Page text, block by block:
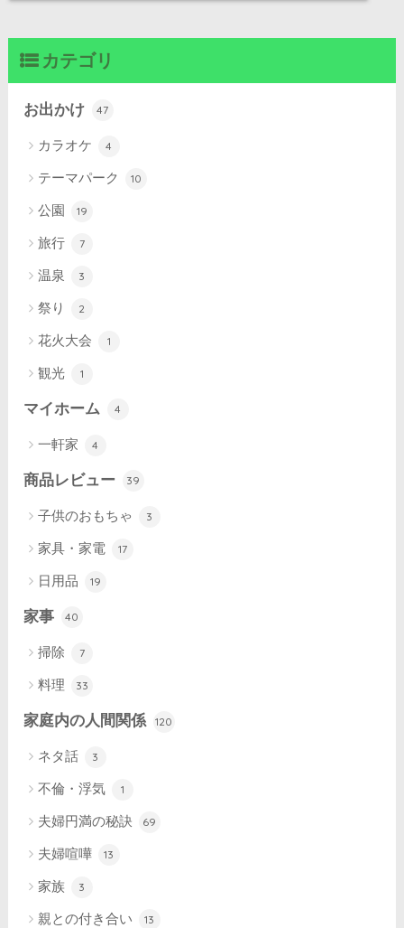
カテゴリ
お出かけ 47
カラオケ 4
テーマパーク 10
公園 19
旅行 7
温泉 3
祭り 2
花火大会 1
観光 1
マイホーム 4
一軒家 4
商品レビュー 39
子供のおもちゃ 3
家具・家電 17
日用品 19
家事 40
掃除 7
料理 33
家庭内の人間関係 120
ネタ話 3
不倫・浮気 1
夫婦円満の秘訣 69
夫婦喧嘩 13
家族 3
親との付き合い 13